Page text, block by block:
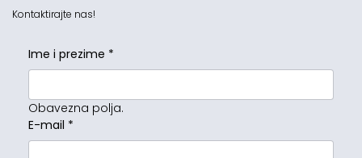
Kontaktirajte nas!
Ime i prezime *
Obavezna polja.
E-mail *